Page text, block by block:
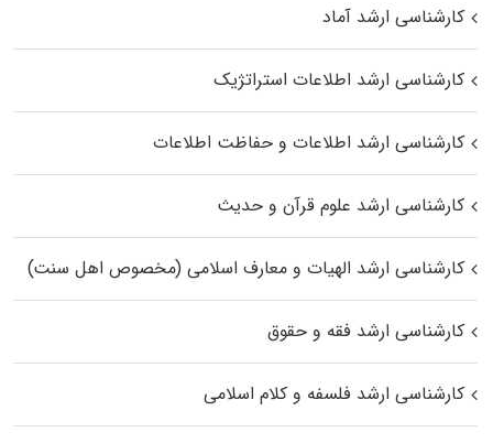
کارشناسی ارشد آماد
کارشناسی ارشد اطلاعات استراتژیک
کارشناسی ارشد اطلاعات و حفاظت اطلاعات
کارشناسی ارشد علوم قرآن و حدیث
کارشناسی ارشد الهیات و معارف اسلامی (مخصوص اهل سنت)
کارشناسی ارشد فقه و حقوق
کارشناسی ارشد فلسفه و کلام اسلامی